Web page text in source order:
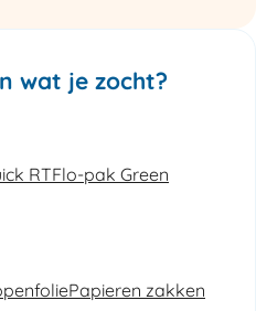
wat je zocht?
RTFlo-pak Green
Papieren zakken